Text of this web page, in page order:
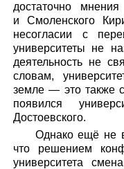
достаточно мнения
и Смоленского
несогласии с
университеты не
деятельность не
словам,
земле — это также
появился
Достоевского.
Однако ещё не
что решением
университета